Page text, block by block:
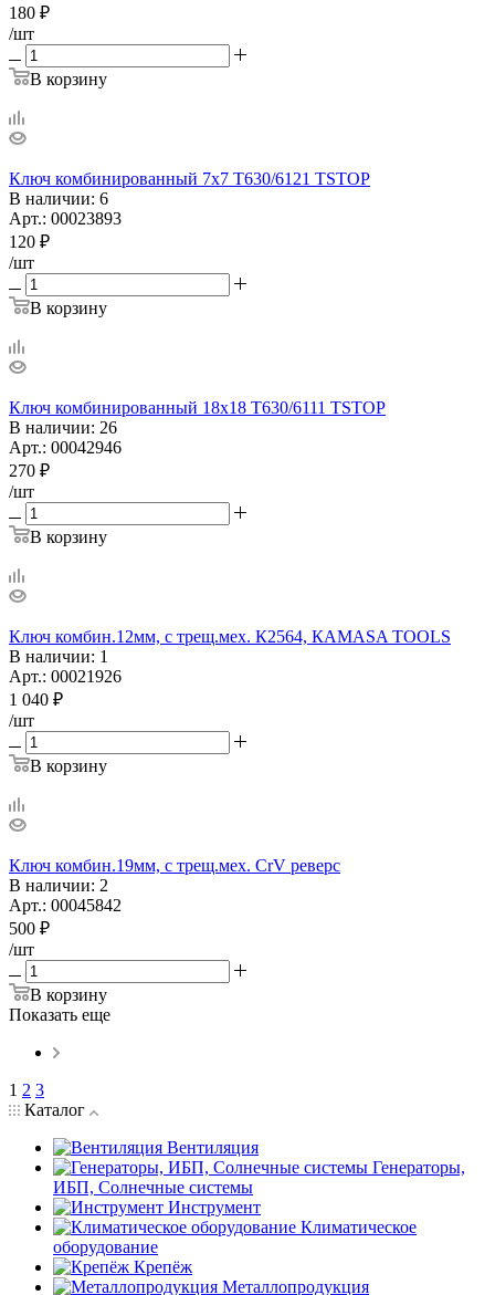
180 ₽
/шт
В корзину
Ключ комбинированный 7х7 T630/6121 TSTOP
В наличии: 6
Арт.: 00023893
120 ₽
/шт
В корзину
Ключ комбинированный 18х18 T630/6111 TSTOP
В наличии: 26
Арт.: 00042946
270 ₽
/шт
В корзину
Ключ комбин.12мм, с трещ.мех. К2564, КАМАSA TOOLS
В наличии: 1
Арт.: 00021926
1 040 ₽
/шт
В корзину
Ключ комбин.19мм, с трещ.мех. CrV реверс
В наличии: 2
Арт.: 00045842
500 ₽
/шт
В корзину
Показать еще
1 2 3
Каталог
Вентиляция
Генераторы,
ИБП, Солнечные системы
Инструмент
Климатическое
оборудование
Крепёж
Металлопродукция